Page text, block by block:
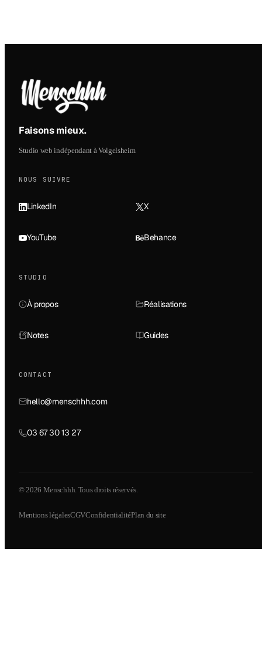
Faisons mieux.
Studio web indépendant à Volgelsheim
NOUS SUIVRE
LinkedIn X
YouTube Behance
STUDIO
À propos Réalisations
Notes Guides
CONTACT
hello@menschhh.com
03 67 30 13 27
© 2026 Menschhh. Tous droits réservés.
Mentions légalesCGVConfidentialitéPlan du site